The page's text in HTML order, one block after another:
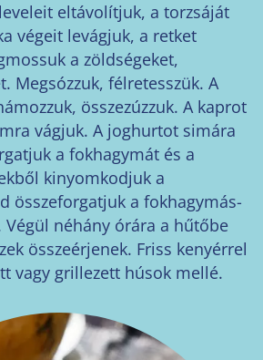
eltávolítjuk, a torzsáját
végeit levágjuk, a retket
a zöldségeket,
Megsózzuk, félretesszük. A
összezúzzuk. A kaprot
vágjuk. A joghurtot simára
a fokhagymát és a
kinyomkodjuk a
összeforgatjuk a fokhagymás-
néhány órára a hűtőbe
összeérjenek. Friss kenyérrel
vagy grillezett húsok mellé.